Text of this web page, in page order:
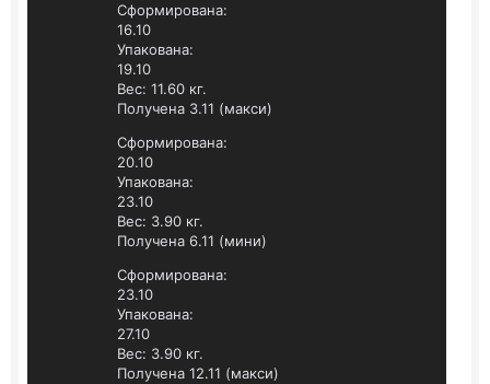
Сформирована:
16.10
Упакована:
19.10
Вес: 11.60 кг.
Получена 3.11 (макси)
Сформирована:
20.10
Упакована:
23.10
Вес: 3.90 кг.
Получена 6.11 (мини)
Сформирована:
23.10
Упакована:
27.10
Вес: 3.90 кг.
Получена 12.11 (макси)